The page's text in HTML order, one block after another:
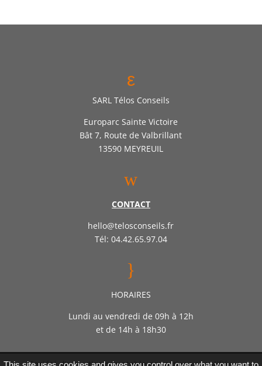
ε
SARL Télos Conseils
Europarc Sainte Victoire
Bât 7, Route de Valbrillant
13590 MEYREUIL
w
CONTACT
hello@telosconseils.fr
Tél: 04.42.65.97.04
}
HORAIRES
Lundi au vendredi de 09h à 12h
et de 14h à 18h30